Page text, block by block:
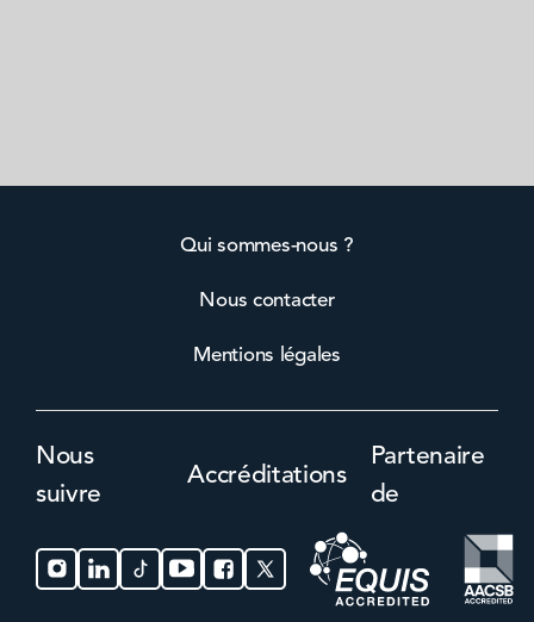
Qui sommes-nous ?
Nous contacter
Mentions légales
Nous
suivre
Accréditations
Partenaire
de